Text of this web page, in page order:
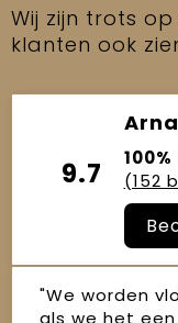
Wij zijn trots
klanten ook
9.7 100%
(152
"We worden
als we het